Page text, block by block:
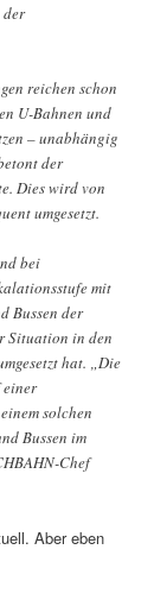
der
reichen schon
U-Bahnen und
– unabhängig
der
Dies wird von
umgesetzt.
bei
mit
Bussen der
Situation in den
hat. „Die
einer
solchen
Bussen im
Chef
Aber eben